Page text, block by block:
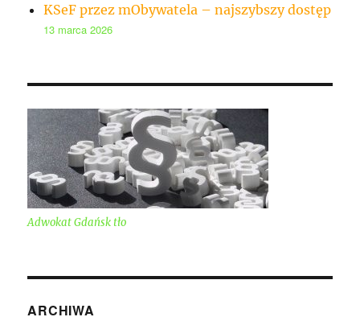
KSeF przez mObywatela – najszybszy dostęp
13 marca 2026
Adwokat Gdańsk tło
ARCHIWA